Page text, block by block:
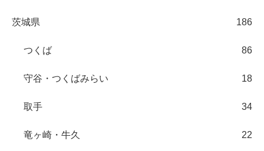
茨城県 186
つくば 86
守谷・つくばみらい 18
取手 34
竜ヶ崎・牛久 22